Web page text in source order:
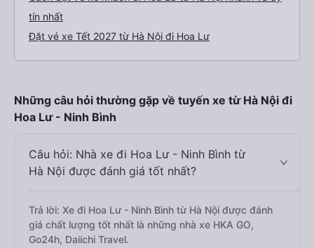
tín nhất
Đặt vé xe Tết 2027 từ Hà Nội đi Hoa Lư
Những câu hỏi thường gặp về tuyến xe từ Hà Nội đi
Hoa Lư - Ninh Bình
Câu hỏi: Nhà xe đi Hoa Lư - Ninh Bình từ
Hà Nội được đánh giá tốt nhất?
Trả lời: Xe đi Hoa Lư - Ninh Bình từ Hà Nội được đánh
giá chất lượng tốt nhất là những nhà xe HKA GO,
Go24h, Daiichi Travel.